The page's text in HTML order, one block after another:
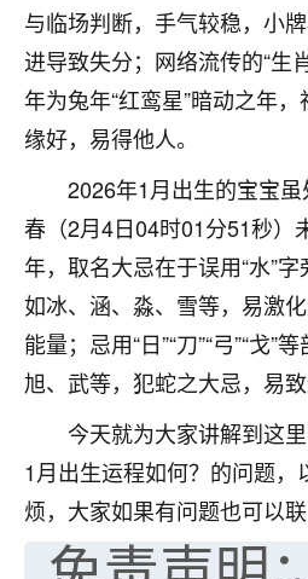
与临场判断，手气较稳，小
进导致失分；网络流传的“生
年为兔年“红鸾星”暗动之年
缘好，易得他人。
2026年1月出生的宝宝
春（2月4日04时01分51秒）
年，取名大忌在于误用“水”字
如冰、涵、淼、雪等，易激
能量；忌用“日”“刀”“弓”“戈”
旭、武等，犯蛇之大忌，易致
今天就为大家讲解到这
1月出生运程如何？的问题，
烦，大家如果有问题也可以联
青春168
我也想要，我也想要！
2天前 来自山西
Jessica李
老师做不做超度法事？我
刚去世了。
七零老顽童：我母亲前
做梦梦见她，后来也是
师，安排了超度法事，
了，一开始是半信半疑
超度，现在看来，人不
2天前 来自云南
优秀的张同学
老师收徒吗？？我对这些
2天前 来自山西